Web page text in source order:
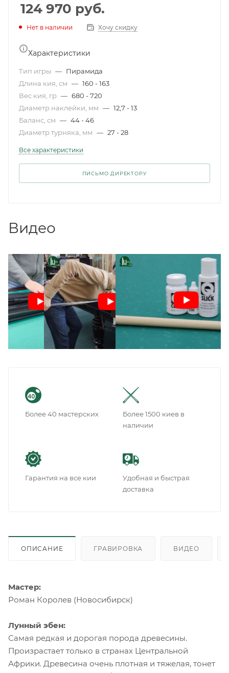
124 970 руб.
Нет в наличии Хочу скидку
Характеристики
Тип игры — Пирамида
Длина кия, см — 160 - 163
Вес кия, гр — 680 - 720
Диаметр наклейки, мм — 12,7 - 13
Баланс, см — 44 - 46
Диаметр турняка, мм — 27 - 28
Все характеристики
ПИСЬМО ДИРЕКТОРУ
Видео
Более 40 мастерских
Более 1500 киев в
наличии
Гарантия на все кии
Удобная и быстрая
доставка
ОПИСАНИЕ ГРАВИРОВКА ВИДЕО
Мастер:
Роман Королев (Новосибирск)
Лунный эбен:
Самая редкая и дорогая порода древесины.
Произрастает только в странах Центральной
Африки. Древесина очень плотная и тяжелая, тонет